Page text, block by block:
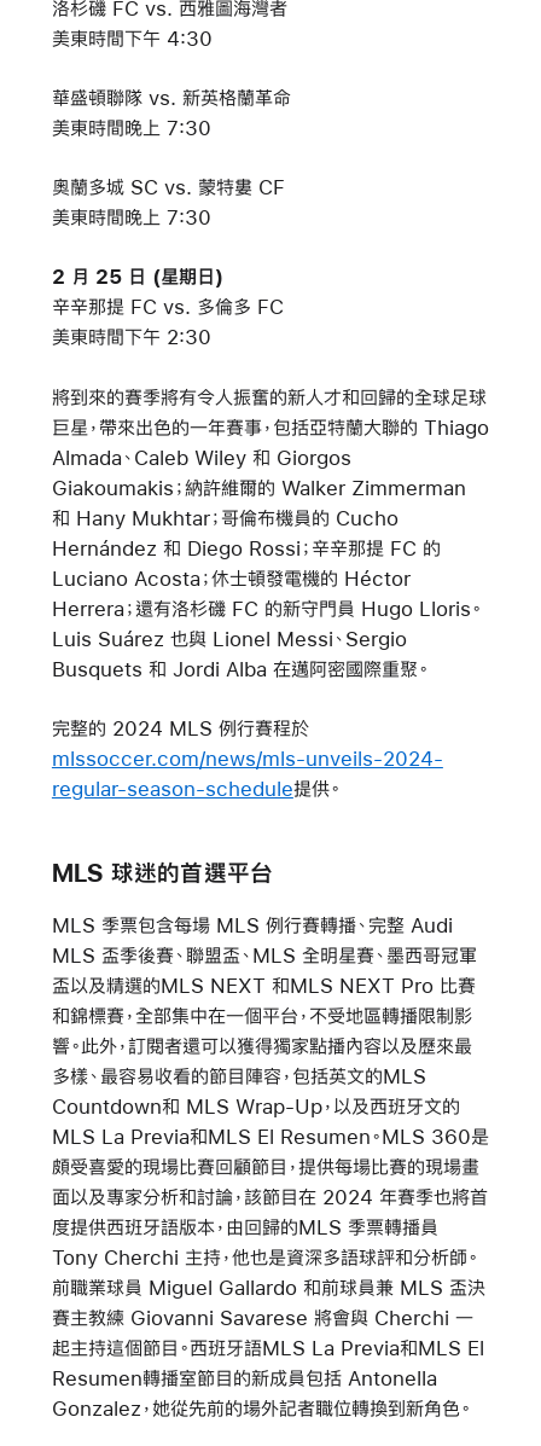
洛杉磯 FC vs. 西雅圖海灣者
美東時間下午 4:30
華盛頓聯隊 vs. 新英格蘭革命
美東時間晚上 7:30
奧蘭多城 SC vs. 蒙特婁 CF
美東時間晚上 7:30
2 月 25 日 (星期日)
辛辛那提 FC vs. 多倫多 FC
美東時間下午 2:30
將到來的賽季將有令人振奮的新人才和回歸的全球足球
巨星，帶來出色的一年賽事，包括亞特蘭大聯的 Thiago
Almada、Caleb Wiley 和 Giorgos
Giakoumakis；納許維爾的 Walker Zimmerman
和 Hany Mukhtar；哥倫布機員的 Cucho
Hernández 和 Diego Rossi；辛辛那提 FC 的
Luciano Acosta；休士頓發電機的 Héctor
Herrera；還有洛杉磯 FC 的新守門員 Hugo Lloris。
Luis Suárez 也與 Lionel Messi、Sergio
Busquets 和 Jordi Alba 在邁阿密國際重聚。
完整的 2024 MLS 例行賽程於
mlssoccer.com/news/mls-unveils-2024-
regular-season-schedule提供。
MLS 球迷的首選平台
MLS 季票包含每場 MLS 例行賽轉播、完整 Audi
MLS 盃季後賽、聯盟盃、MLS 全明星賽、墨西哥冠軍
盃以及精選的MLS NEXT 和MLS NEXT Pro 比賽
和錦標賽，全部集中在一個平台，不受地區轉播限制影
響。此外，訂閱者還可以獲得獨家點播內容以及歷來最
多樣、最容易收看的節目陣容，包括英文的MLS
Countdown和 MLS Wrap-Up，以及西班牙文的
MLS La Previa和MLS El Resumen。MLS 360是
頗受喜愛的現場比賽回顧節目，提供每場比賽的現場畫
面以及專家分析和討論，該節目在 2024 年賽季也將首
度提供西班牙語版本，由回歸的MLS 季票轉播員
Tony Cherchi 主持，他也是資深多語球評和分析師。
前職業球員 Miguel Gallardo 和前球員兼 MLS 盃決
賽主教練 Giovanni Savarese 將會與 Cherchi 一
起主持這個節目。西班牙語MLS La Previa和MLS El
Resumen轉播室節目的新成員包括 Antonella
Gonzalez，她從先前的場外記者職位轉換到新角色。